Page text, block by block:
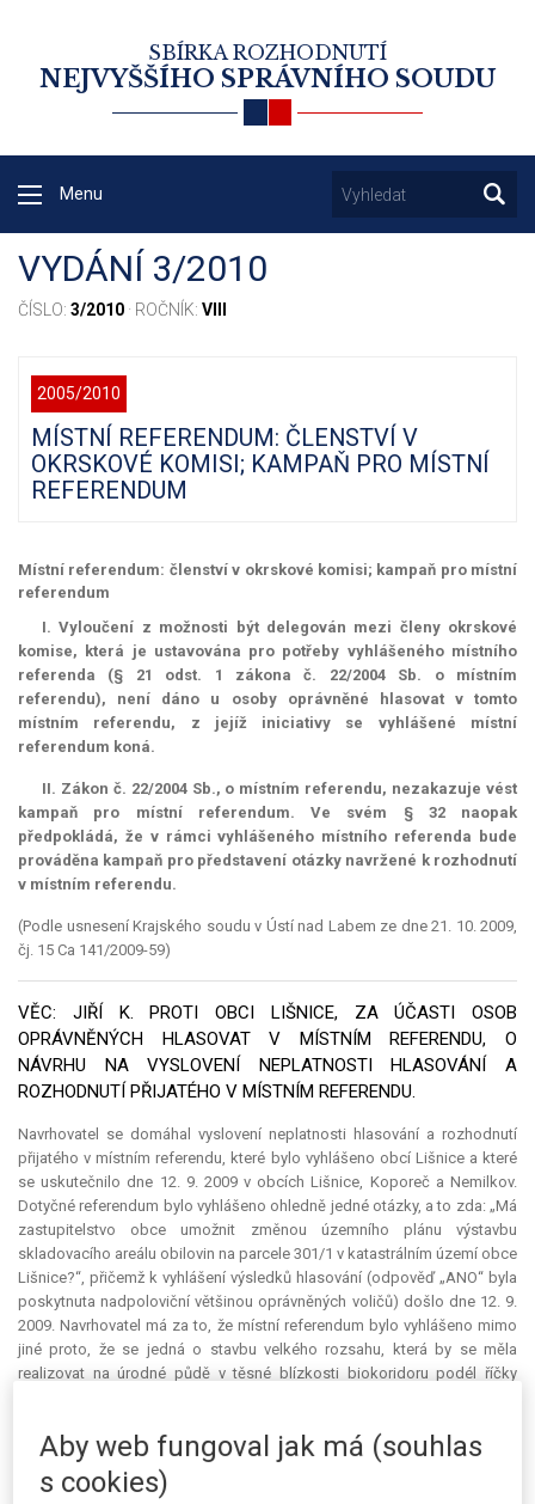
SBÍRKA ROZHODNUTÍ
NEJVYŠŠÍHO SPRÁVNÍHO SOUDU
Menu
VYDÁNÍ 3/2010
ČÍSLO: 3/2010 · ROČNÍK: VIII
2005/2010
MÍSTNÍ REFERENDUM: ČLENSTVÍ V
OKRSKOVÉ KOMISI; KAMPAŇ PRO MÍSTNÍ
REFERENDUM
Místní referendum: členství v okrskové komisi; kampaň pro místní
referendum
I. Vyloučení z možnosti být delegován mezi členy okrskové
komise, která je ustavována pro potřeby vyhlášeného místního
referenda (§ 21 odst. 1 zákona č. 22/2004 Sb. o místním
referendu), není dáno u osoby oprávněné hlasovat v tomto
místním referendu, z jejíž iniciativy se vyhlášené místní
referendum koná.
II. Zákon č. 22/2004 Sb., o místním referendu, nezakazuje vést
kampaň pro místní referendum. Ve svém § 32 naopak
předpokládá, že v rámci vyhlášeného místního referenda bude
prováděna kampaň pro představení otázky navržené k rozhodnutí
v místním referendu.
(Podle usnesení Krajského soudu v Ústí nad Labem ze dne 21. 10. 2009,
čj. 15 Ca 141/2009-59)
VĚC: JIŘÍ K. PROTI OBCI LIŠNICE, ZA ÚČASTI OSOB
OPRÁVNĚNÝCH HLASOVAT V MÍSTNÍM REFERENDU, O
NÁVRHU NA VYSLOVENÍ NEPLATNOSTI HLASOVÁNÍ A
ROZHODNUTÍ PŘIJATÉHO V MÍSTNÍM REFERENDU.
Navrhovatel se domáhal vyslovení neplatnosti hlasování a rozhodnutí
přijatého v místním referendu, které bylo vyhlášeno obcí Lišnice a které
se uskutečnilo dne 12. 9. 2009 v obcích Lišnice, Koporeč a Nemilkov.
Dotyčnéreferendum bylo vyhlášeno ohledně jedné otázky, a to zda: „Má
zastupitelstvo obce umožnit změnou územního plánu výstavbu
skladovacího areálu obilovin na parcele 301/1 v katastrálním území obce
Lišnice?“, přičemž k vyhlášení výsledků hlasování (odpověď „ANO“ byla
poskytnuta nadpoloviční většinou oprávněných voličů) došlo dne 12. 9.
2009. Navrhovatel má za to, že místní referendum bylo vyhlášeno mimo
jiné proto, že se jedná o stavbu velkého rozsahu, která by se měla
realizovat na úrodné půdě v těsné blízkosti biokoridoru podél říčky
rozhodnutí vzešlé z místního referenda a celý průběh místního referenda
nebyl ve dvou otázkách ve shodě se zákonem o místním referendu.
Jednak zde došlo ke střetu zájmů, neboť Eliška S., v jejíž prospěch se
Aby web fungoval jak má (souhlas
s cookies)